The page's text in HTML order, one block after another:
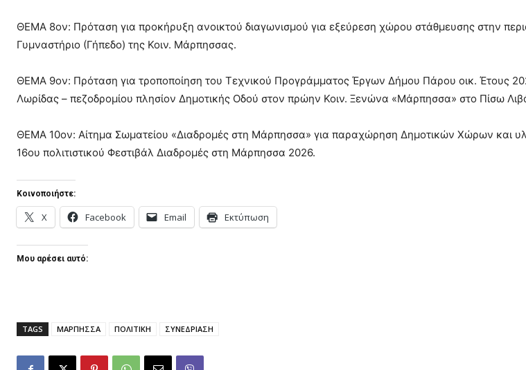
ΘΕΜΑ 8ον: Πρόταση για προκήρυξη ανοικτού διαγωνισμού για εξεύρεση χώρου στάθμευσης στην
Γυμναστήριο (Γήπεδο) της Κοιν. Μάρπησσας.
ΘΕΜΑ 9ον: Πρόταση για τροποποίηση του Τεχνικού Προγράμματος Έργων Δήμου Πάρου οικ. Έτους
Λωρίδας – πεζοδρομίου πλησίον Δημοτικής Οδού στον πρώην Κοιν. Ξενώνα «Μάρπησσα» στο Πίσω
ΘΕΜΑ 10ον: Αίτημα Σωματείου «Διαδρομές στη Μάρπησσα» για παραχώρηση Δημοτικών Χώρων και
16ου πολιτιστικού Φεστιβάλ Διαδρομές στη Μάρπησσα 2026.
Κοινοποιήστε:
X Facebook Email Εκτύπωση
Μου αρέσει αυτό:
TAGS ΜΑΡΠΗΣΣΑ ΠΟΛΙΤΙΚΗ ΣΥΝΕΔΡΙΑΣΗ